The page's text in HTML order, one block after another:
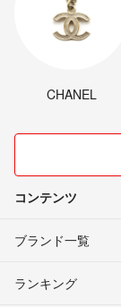
CHANEL
コンテンツ
ブランド一覧
ランキング